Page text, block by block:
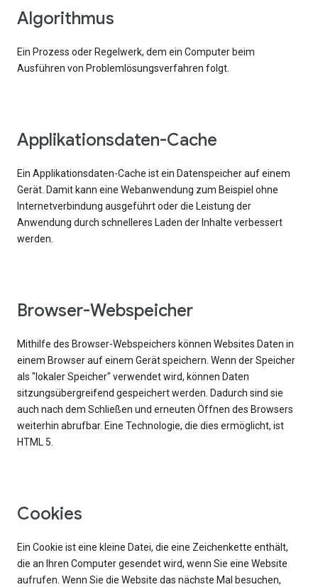
Algorithmus
Ein Prozess oder Regelwerk, dem ein Computer beim
Ausführen von Problemlösungsverfahren folgt.
Applikationsdaten-Cache
Ein Applikationsdaten-Cache ist ein Datenspeicher auf einem
Gerät. Damit kann eine Webanwendung zum Beispiel ohne
Internetverbindung ausgeführt oder die Leistung der
Anwendung durch schnelleres Laden der Inhalte verbessert
werden.
Browser-Webspeicher
Mithilfe des Browser-Webspeichers können Websites Daten in
einem Browser auf einem Gerät speichern. Wenn der Speicher
als "lokaler Speicher" verwendet wird, können Daten
sitzungsübergreifend gespeichert werden. Dadurch sind sie
auch nach dem Schließen und erneuten Öffnen des Browsers
weiterhin abrufbar. Eine Technologie, die dies ermöglicht, ist
HTML 5.
Cookies
Ein Cookie ist eine kleine Datei, die eine Zeichenkette enthält,
die an Ihren Computer gesendet wird, wenn Sie eine Website
aufrufen. Wenn Sie die Website das nächste Mal besuchen,